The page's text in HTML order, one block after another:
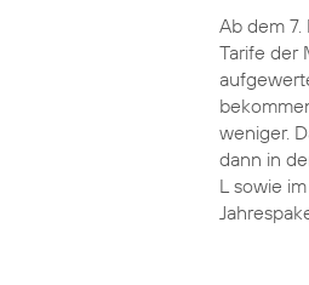
Ab dem
Tarife der
weniger.
dann in
L sowie